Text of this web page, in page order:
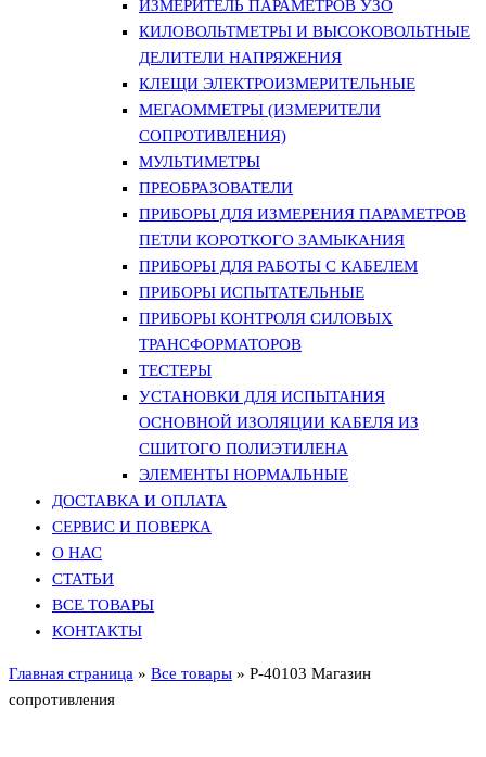
ИЗМЕРИТЕЛЬ ПАРАМЕТРОВ УЗО
КИЛОВОЛЬТМЕТРЫ И ВЫСОКОВОЛЬТНЫЕ
ДЕЛИТЕЛИ НАПРЯЖЕНИЯ
КЛЕЩИ ЭЛЕКТРОИЗМЕРИТЕЛЬНЫЕ
МЕГАОММЕТРЫ (ИЗМЕРИТЕЛИ
СОПРОТИВЛЕНИЯ)
МУЛЬТИМЕТРЫ
ПРЕОБРАЗОВАТЕЛИ
ПРИБОРЫ ДЛЯ ИЗМЕРЕНИЯ ПАРАМЕТРОВ
ПЕТЛИ КОРОТКОГО ЗАМЫКАНИЯ
ПРИБОРЫ ДЛЯ РАБОТЫ С КАБЕЛЕМ
ПРИБОРЫ ИСПЫТАТЕЛЬНЫЕ
ПРИБОРЫ КОНТРОЛЯ СИЛОВЫХ
ТРАНСФОРМАТОРОВ
ТЕСТЕРЫ
УСТАНОВКИ ДЛЯ ИСПЫТАНИЯ
ОСНОВНОЙ ИЗОЛЯЦИИ КАБЕЛЯ ИЗ
СШИТОГО ПОЛИЭТИЛЕНА
ЭЛЕМЕНТЫ НОРМАЛЬНЫЕ
ДОСТАВКА И ОПЛАТА
СЕРВИС И ПОВЕРКА
О НАС
СТАТЬИ
ВСЕ ТОВАРЫ
КОНТАКТЫ
Главная страница » Все товары » Р-40103 Магазин
сопротивления